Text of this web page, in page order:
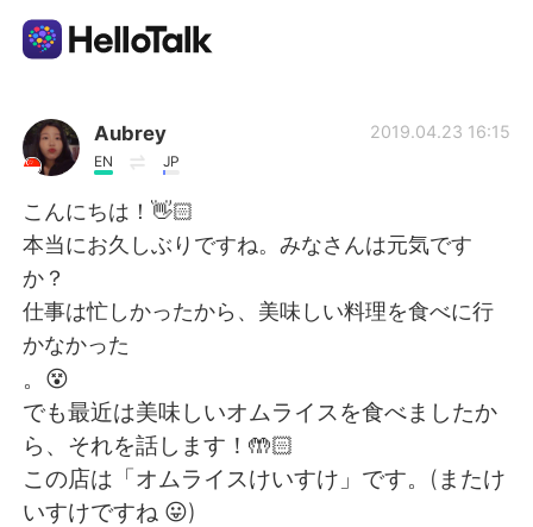
Aplicativo de troca de idioma
AI Grammar Checker
Português
English
繁體中文 Español
العربية Français
Aubrey
EN JP
2019.04.23 16:15
こんにちは！👋🏻
本当にお久しぶりですね。みなさんは元気です
か？
仕事は忙しかったから、美味しい料理を食べに行
かなかった
。😵
でも最近は美味しいオムライスを食べましたか
ら、それを話します！🤲🏻
この店は「オムライスけいすけ」です。(またけ
いすけですね 😛)